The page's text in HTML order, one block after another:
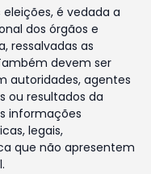
é vedada a
dos órgãos e
ressalvadas as
devem ser
autoridades, agentes
ou resultados da
informações
legais,
que não apresentem